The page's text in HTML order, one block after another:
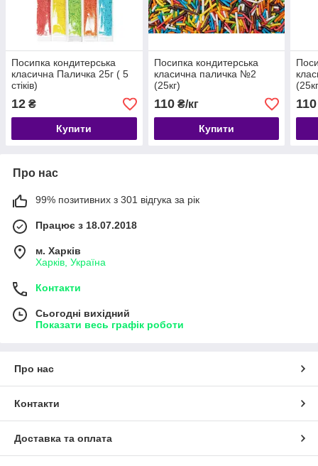
Посипка кондитерська
класична Паличка 25г ( 5
стіків)
12 ₴
Купити
Посипка кондитерська
класична паличка №2
(25кг)
110₴/кг
Купити
110
Про нас
99% позитивних з 301 відгука за рік
Працює з 18.07.2018
м. Харків
Харків, Україна
Контакти
Сьогодні вихідний
Показати весь графік роботи
Про нас
Контакти
Доставка та оплата